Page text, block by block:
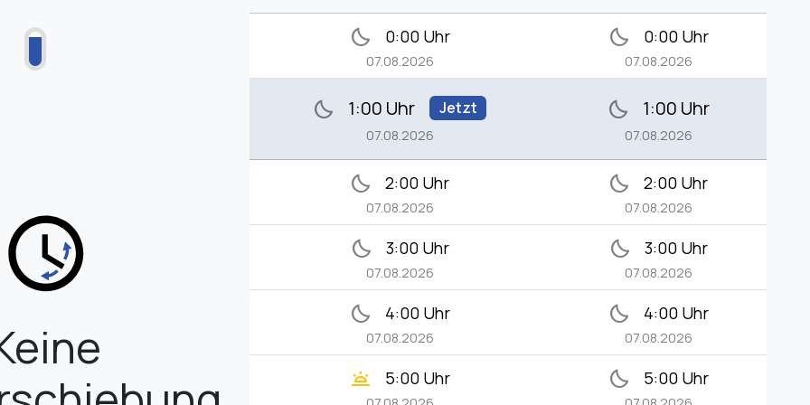
bedtime 0:00 Uhr
07.08.2026
bedtime 0:00 Uhr
07.08.2026
bedtime 1:00 Uhr Jetzt
07.08.2026
bedtime 1:00 Uhr
07.08.2026
bedtime 2:00 Uhr
07.08.2026
bedtime 2:00 Uhr
07.08.2026
bedtime 3:00 Uhr
07.08.2026
bedtime 3:00 Uhr
07.08.2026
bedtime 4:00 Uhr
07.08.2026
bedtime 4:00 Uhr
07.08.2026
wb_twilight 5:00 Uhr bedtime 5:00 Uhr